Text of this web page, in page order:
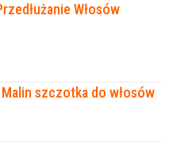
Włosów
szczotka do włosów